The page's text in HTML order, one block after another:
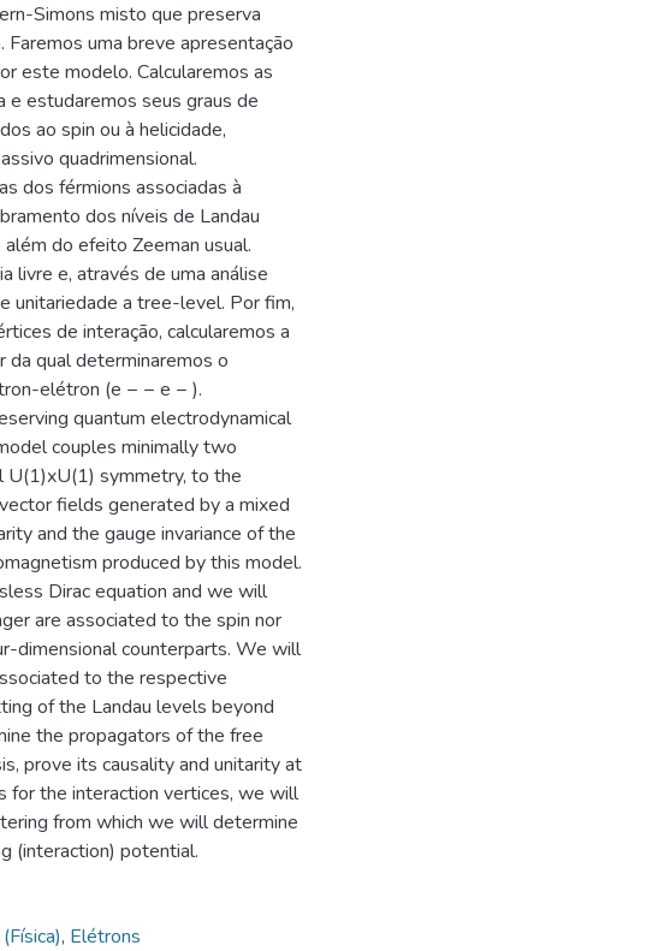
Simons misto que preserva
Faremos uma breve apresentação
este modelo. Calcularemos as
e estudaremos seus graus de
ao spin ou à helicidade,
quadrimensional.
dos férmions associadas à
dos níveis de Landau
do efeito Zeeman usual.
livre e, através de uma análise
unitariedade a tree-level. Por fim,
de interação, calcularemos a
qual determinaremos o
elétron (e − − e − ).
quantum electrodynamical
couples minimally two
U(1)xU(1) symmetry, to the
fields generated by a mixed
and the gauge invariance of the
produced by this model.
Dirac equation and we will
are associated to the spin nor
dimensional counterparts. We will
to the respective
of the Landau levels beyond
the propagators of the free
prove its causality and unitarity at
for the interaction vertices, we will
from which we will determine
(interaction) potential.
, Elétrons